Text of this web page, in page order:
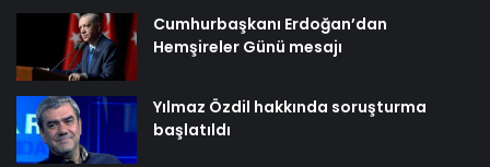
Cumhurbaşkanı Erdoğan’dan
Hemşireler Günü mesajı
Yılmaz Özdil hakkında soruşturma
başlatıldı